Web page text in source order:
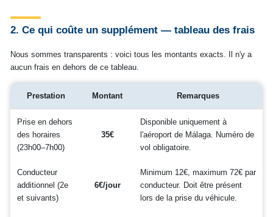
2. Ce qui coûte un supplément — tableau des frais
Nous sommes transparents : voici tous les montants exacts. Il n'y a
aucun frais en dehors de ce tableau.
Prestation Montant Remarques
Prise en dehors
des horaires
(23h00–7h00)
35€
Disponible uniquement à
l'aéroport de Málaga. Numéro de
vol obligatoire.
Conducteur
additionnel (2e
et suivants)
6€/jour
Minimum 12€, maximum 72€ par
conducteur. Doit être présent
lors de la prise du véhicule.